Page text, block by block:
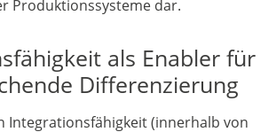
Produktionssysteme dar.
als Enabler für
Differenzierung
Integrationsfähigkeit (innerhalb von